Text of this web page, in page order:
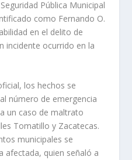
Pública Municipal
como Fernando O.
en el delito de
incidente ocurrido en la
los hechos se
número de emergencia
un caso de maltrato
Tomatillo y Zacatecas.
municipales se
afectada, quien señaló a